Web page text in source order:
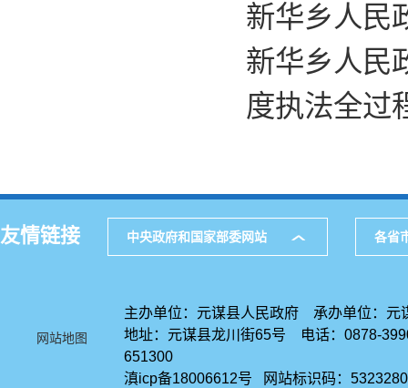
新华乡人民
新华乡人民
度执法全过
友情链接 中央政府和国家部委网站 各省
网站地图
主办单位：元谋县人民政府 承办单位：元
地址：元谋县龙川街65号 电话：0878-
651300
滇icp备18006612号 网站标识码：